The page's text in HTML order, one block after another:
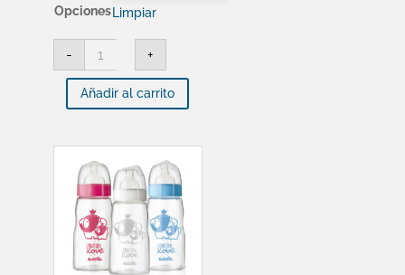
Opciones Limpiar
-
BABELITO
Mamadera
Boca
Estándar
125ml
cantidad
+
Añadir al carrito